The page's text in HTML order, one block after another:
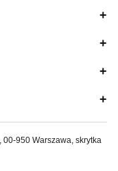
950 Warszawa, skrytka